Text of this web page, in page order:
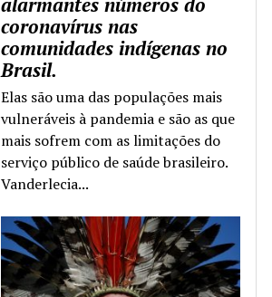
coronavírus nas
comunidades indígenas no
Brasil.
Elas são uma das populações mais
vulneráveis à pandemia e são as que
mais sofrem com as limitações do
serviço público de saúde brasileiro.
Vanderlecia...